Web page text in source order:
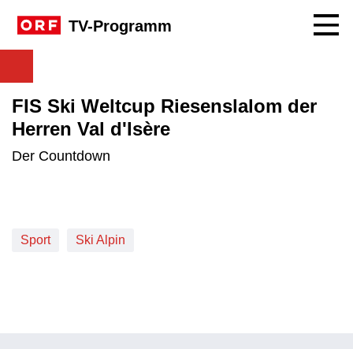
TV-Programm
FIS Ski Weltcup Riesenslalom der
Herren Val d'Isère
Der Countdown
Sport Ski Alpin